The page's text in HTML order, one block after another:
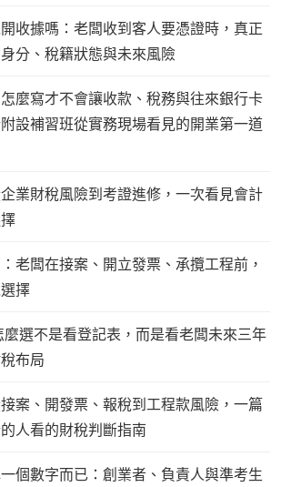
收據嗎：老闆收到客人要憑證時，真正
分、稅籍狀態與未來風險
麼寫才不會讓收款、稅務與往來銀行卡
設補習班從實務現場看見的開業第一道
業財稅風險到考證進修，一次看見會計
老闆在接案、開立發票、承攬工程前，
擇
選不是看登記表，而是看老闆未來三年
布局
案、開發票、報稅到工程款風險，一篇
人看的財稅判斷指南
個數字而已：創業者、負責人與準考生